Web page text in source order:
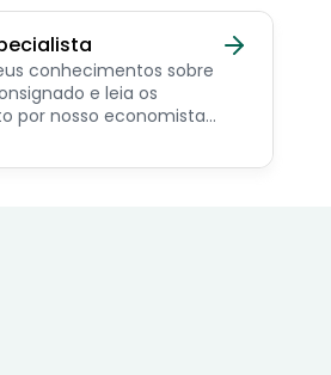
conhecimentos sobre
e leia os
por nosso economista